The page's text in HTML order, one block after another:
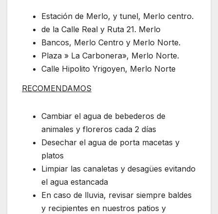
Estación de Merlo, y tunel, Merlo centro.
de la Calle Real y Ruta 21. Merlo
Bancos, Merlo Centro y Merlo Norte.
Plaza » La Carbonera», Merlo Norte.
Calle Hipolito Yrigoyen, Merlo Norte
RECOMENDAMOS
Cambiar el agua de bebederos de
animales y floreros cada 2 días
Desechar el agua de porta macetas y
platos
Limpiar las canaletas y desagües evitando
el agua estancada
En caso de lluvia, revisar siempre baldes
y recipientes en nuestros patios y